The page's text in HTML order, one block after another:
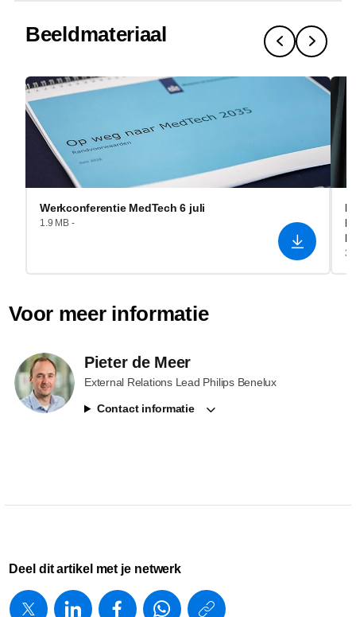
Beeldmateriaal
Werkconferentie MedTech 6 juli
1.9 MB -
Voor meer informatie
Pieter de Meer
External Relations Lead Philips Benelux
Contact informatie
Deel dit artikel met je netwerk
https://